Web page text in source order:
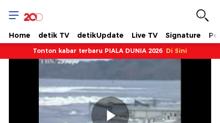
Home detik TV detikUpdate Live TV Signature
Tonton kabar terbaru PIALA DUNIA 2026 Di Sini